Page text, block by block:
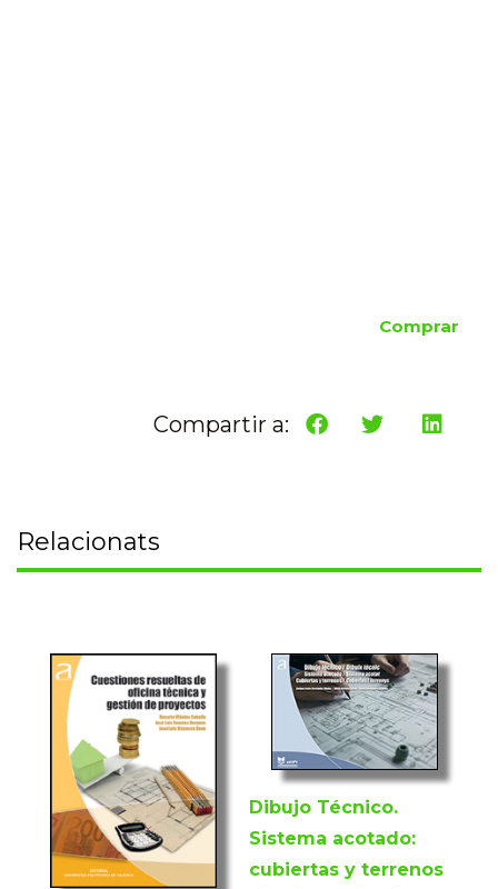
Comprar
Compartir a:
Relacionats
Dibujo Técnico.
Sistema acotado:
cubiertas y terrenos